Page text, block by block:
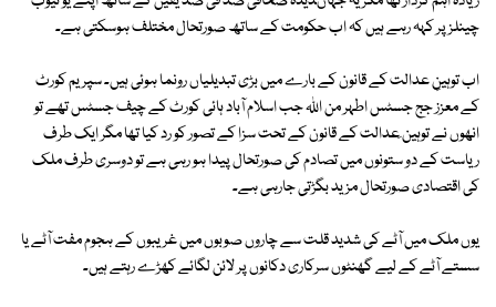
چینلز پر کہہ رہے ہیں کہ اب حکومت کے ساتھ صورتحال مختلف ہوسکتی ہے۔
اب توہینِ عدالت کے قانون کے بارے میں بڑی تبدیلیاں رونما ہوئی ہیں۔ سپریم کورٹ
کے معزز جج جسٹس اطہر من اﷲ جب اسلام آباد ہائی کورٹ کے چیف جسٹس تھے تو
انھوں نے توہین ِعدالت کے قانون کے تحت سزا کے تصور کو رد کیا تھا مگر ایک طرف
ریاست کے دو ستونوں میں تصادم کی صورتحال پیدا ہو رہی ہے تو دوسری طرف ملک
کی اقتصادی صورتحال مزید بگڑتی جارہی ہے۔
یوں ملک میں آٹے کی شدید قلت سے چاروں صوبوں میں غریبوں کے ہجوم مفت آٹے یا
سستے آٹے کے لیے گھنٹوں سرکاری دکانوں پر لائن لگائے کھڑے رہتے ہیں۔